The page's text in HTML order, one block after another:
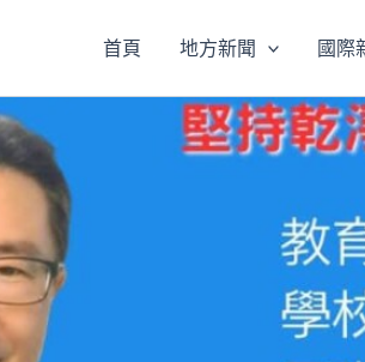
首頁 地方新聞 國際